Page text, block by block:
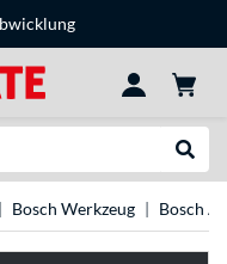
Bosch Werkzeug Bosch